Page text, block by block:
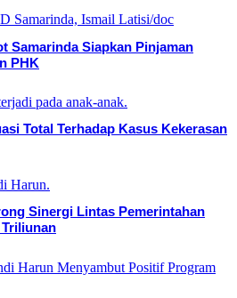
Samarinda Siapkan Pinjaman
PHK
Total Terhadap Kasus Kekerasan
Sinergi Lintas Pemerintahan